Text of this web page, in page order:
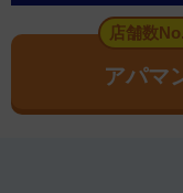
店舗数
アパマ